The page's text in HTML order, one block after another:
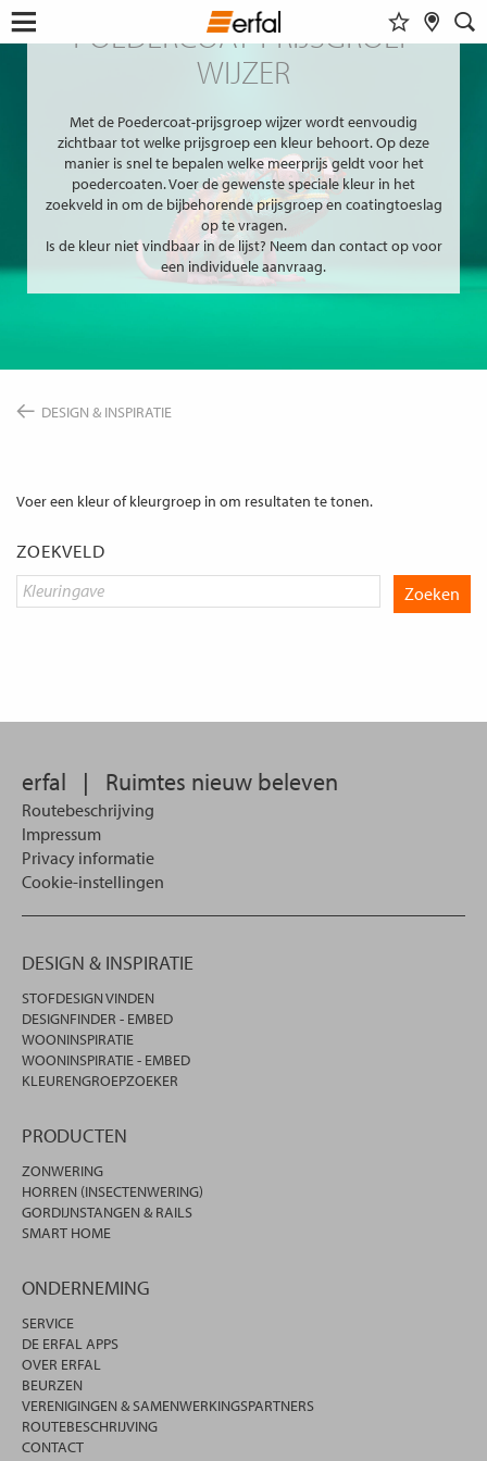
Ga
naar
FAVORIETEN
DEALER VINDEN
Zustimmung zur Einbindung von
GoogleMaps.
Einmalig erlauben
Immer erlauben
ZOEKVELD
STOFDESIGN VINDEN
WOONINSPIRATIE
KLEURENGROEPZOEKER
PRODUCTEN
ZONWERING
HORREN (INSECTENWERING)
GORDIJNSTANGEN & RAILS
SMART HOME
ONDERNEMING
DE ERFAL APPS
OVER ERFAL
BEURZEN
CONTACT
TAAL
POEDERCOAT-PRIJSGROEP
WIJZER
Met de Poedercoat-prijsgroep wijzer wordt eenvoudig
zichtbaar tot welke prijsgroep een kleur behoort. Op deze
manier is snel te bepalen welke meerprijs geldt voor het
poedercoaten. Voer de gewenste speciale kleur in het
zoekveld in om de bijbehorende prijsgroep en coatingtoeslag
op te vragen.
Is de kleur niet vindbaar in de lijst? Neem dan contact op voor
een individuele aanvraag.
DESIGN & INSPIRATIE
Voer een kleur of kleurgroep in om resultaten te tonen.
ZOEKVELD
erfal | Ruimtes nieuw beleven
Routebeschrijving
Impressum
Privacy informatie
Cookie-instellingen
DESIGN & INSPIRATIE
STOFDESIGN VINDEN
DESIGNFINDER - EMBED
WOONINSPIRATIE
WOONINSPIRATIE - EMBED
KLEURENGROEPZOEKER
PRODUCTEN
ZONWERING
HORREN (INSECTENWERING)
GORDIJNSTANGEN & RAILS
SMART HOME
ONDERNEMING
SERVICE
DE ERFAL APPS
OVER ERFAL
BEURZEN
VERENIGINGEN & SAMENWERKINGSPARTNERS
ROUTEBESCHRIJVING
CONTACT